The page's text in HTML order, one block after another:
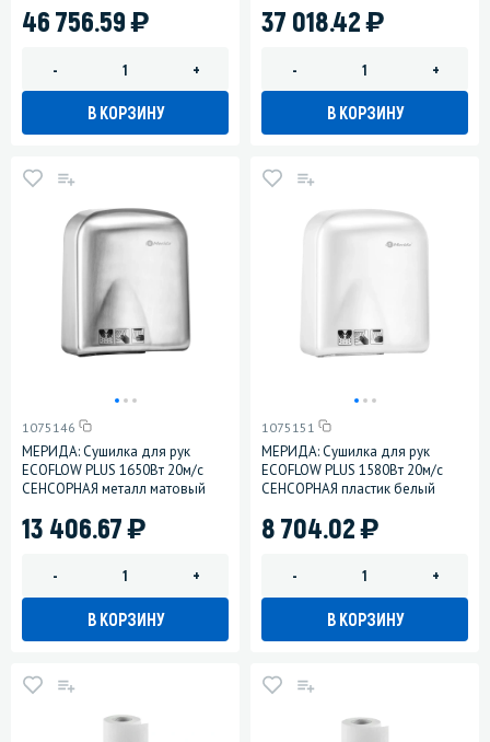
46 756.59)
- +
В КОРЗИНУ
37 018.42)
- +
В КОРЗИНУ
1075146
МЕРИДА: Сушилка для рук
ECOFLOW PLUS 1650Вт 20м/с
СЕНСОРНАЯ металл матовый
13 406.67)
- +
В КОРЗИНУ
1075151
МЕРИДА: Сушилка для рук
ECOFLOW PLUS 1580Вт 20м/с
СЕНСОРНАЯ пластик белый
8 704.02)
- +
В КОРЗИНУ